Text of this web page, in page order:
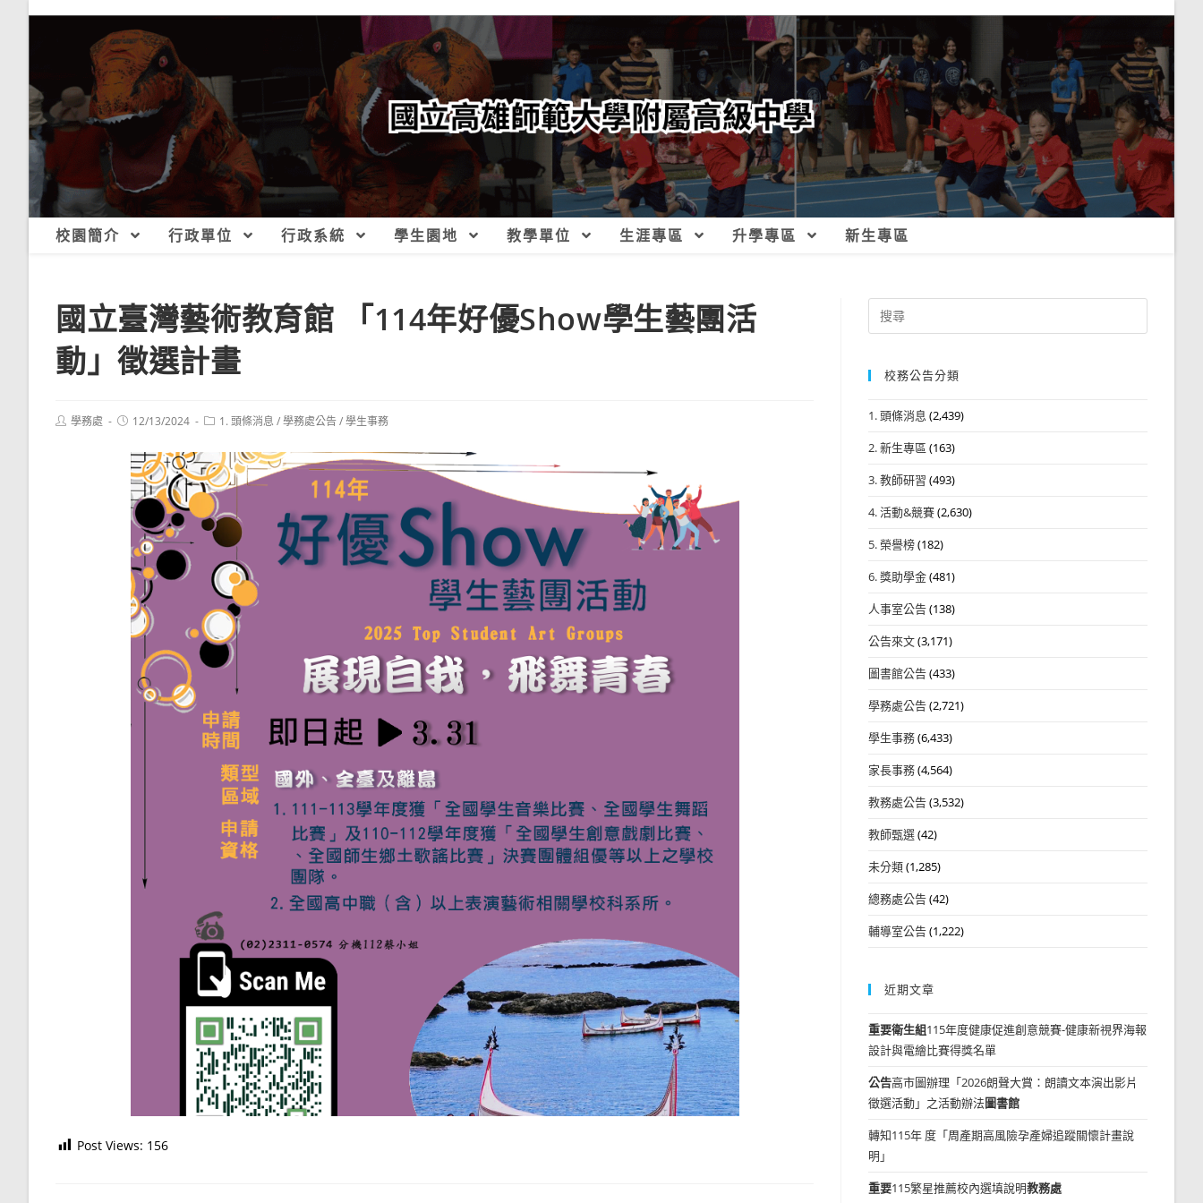
校園簡介 行政單位 行政系統 學生園地 教學單位 生涯專區 升學專區 新生專區
國立臺灣藝術教育館 「114年好優Show學生藝團活
動」徵選計畫
Post學務處
Post12/13/2024
Post1. 頭條消息 /學務處公告/學生事務
Post Views: 156
Search
for:
校務公告分類
1. 頭條消息 (2,439)
2. 新生專區 (163)
3. 教師研習 (493)
4. 活動&競賽(2,630)
5. 榮譽榜(182)
6. 獎助學金(481)
人事室公告(138)
公告來文(3,171)
圖書館公告(433)
學務處公告(2,721)
學生事務(6,433)
家長事務(4,564)
教務處公告(3,532)
教師甄選(42)
未分類(1,285)
總務處公告(42)
輔導室公告(1,222)
近期文章
重要衛生組115年度健康促進創意競賽-健康新視界海報
設計與電繪比賽得獎名單
公告高市圖辦理「2026朗聲大賞：朗讀文本演出影片
徵選活動」之活動辦法圖書館
轉知115年 度「周產期高風險孕產婦追蹤關懷計畫說
明」
重要115繁星推薦校內選填說明教務處